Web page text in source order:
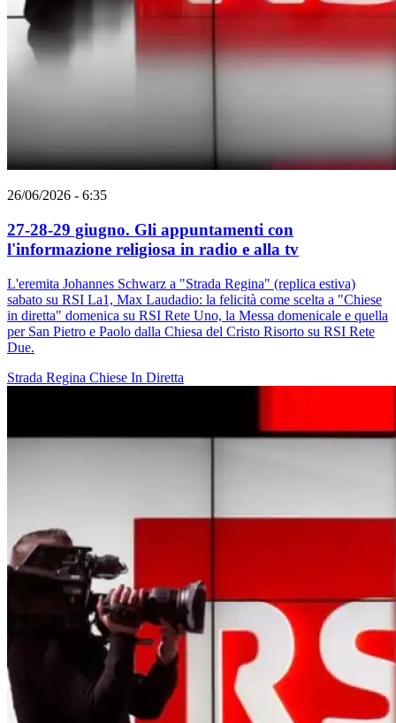
26/06/2026 - 6:35
27-28-29 giugno. Gli appuntamenti con
l'informazione religiosa in radio e alla tv
L'eremita Johannes Schwarz a "Strada Regina" (replica estiva)
sabato su RSI La1, Max Laudadio: la felicità come scelta a "Chiese
in diretta" domenica su RSI Rete Uno, la Messa domenicale e quella
per San Pietro e Paolo dalla Chiesa del Cristo Risorto su RSI Rete
Due.
Strada Regina Chiese In Diretta